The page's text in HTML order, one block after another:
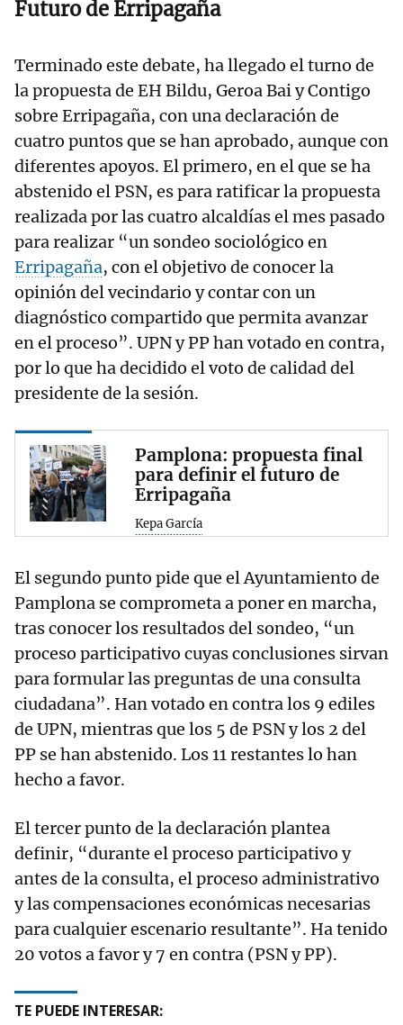
Futuro de Erripagaña
Terminado este debate, ha llegado el turno de
la propuesta de EH Bildu, Geroa Bai y Contigo
sobre Erripagaña, con una declaración de
cuatro puntos que se han aprobado, aunque con
diferentes apoyos. El primero, en el que se ha
abstenido el PSN, es para ratificar la propuesta
realizada por las cuatro alcaldías el mes pasado
para realizar “un sondeo sociológico en
Erripagaña, con el objetivo de conocer la
opinión del vecindario y contar con un
diagnóstico compartido que permita avanzar
en el proceso”. UPN y PP han votado en contra,
por lo que ha decidido el voto de calidad del
presidente de la sesión.
Pamplona: propuesta final
para definir el futuro de
Erripagaña
Kepa García
El segundo punto pide que el Ayuntamiento de
Pamplona se comprometa a poner en marcha,
tras conocer los resultados del sondeo, “un
proceso participativo cuyas conclusiones sirvan
para formular las preguntas de una consulta
ciudadana”. Han votado en contra los 9 ediles
de UPN, mientras que los 5 de PSN y los 2 del
PP se han abstenido. Los 11 restantes lo han
hecho a favor.
El tercer punto de la declaración plantea
definir, “durante el proceso participativo y
antes de la consulta, el proceso administrativo
y las compensaciones económicas necesarias
para cualquier escenario resultante”. Ha tenido
20 votos a favor y 7 en contra (PSN y PP).
TE PUEDE INTERESAR: